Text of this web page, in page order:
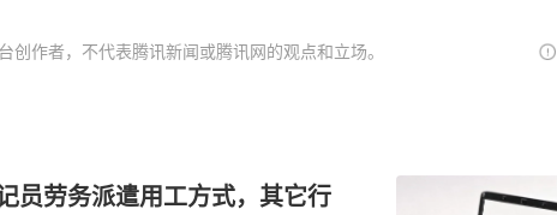
创作者，不代表腾讯新闻或腾讯网的观点和立场。
员劳务派遣用工方式，其它行